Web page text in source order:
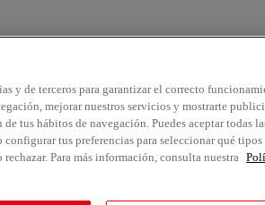
y de terceros para garantizar el correcto
mejorar nuestros servicios y mostrarte
tus hábitos de navegación. Puedes aceptar todas
configurar tus preferencias para seleccionar qué tipos
Para más información, consulta nuestra